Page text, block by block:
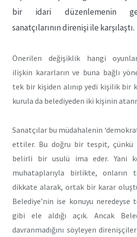
bir idari düzenlemenin
sanatçılarının direnişi ile karşılaştı.
Önerilen değişiklik hangi
ilişkin kararların ve buna bağlı
tek bir kişiden alınıp yedi kişilik bir
kurula da belediyeden iki kişinin
Sanatçılar bu müdahalenin
ettiler. Bu doğru bir tespit, çünkü
belirli bir usulü ima eder. Yani
muhataplarıyla birlikte, onların
dikkate alarak, ortak bir karar
Belediye’nin ise konuyu
gibi ele aldığı açık. Ancak
davranmadığını söyleyen